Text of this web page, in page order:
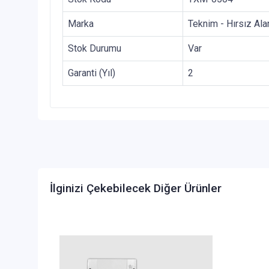
Marka Teknim - Hırsız
Stok Durumu Var
Garanti (Yıl) 2
İlginizi Çekebilecek Diğer Ürünler